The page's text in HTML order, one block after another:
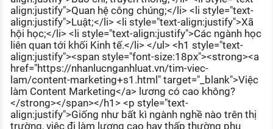
align:justify">Quan hệ công chúng;</li> <li style="text-
align:justify">Luật;</li> <li style="text-align:justify">Xã
hội học;</li> <li style="text-align:justify">Các ngành học
liên quan tới khối Kinh tế.</li> </ul> <h1 style="text-
align:justify"><span style="font-size:18px"><strong><a
href="https://nhanlucnganhluat.vn/tim-viec-
lam/content-marketing+s1.html" target="_blank">Việc
làm Content Marketing</a> lương có cao không?
</strong></span></h1> <p style="text-
align:justify">Giống như bất kì ngành nghề nào trên thị
trường, việc đi làm lương cao hay thấp thường phụ